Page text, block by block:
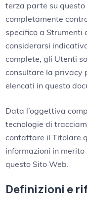
terza parte su questo
completamente
specifico a Strumenti
considerarsi
complete, gli Utenti
consultare la privacy
elencati in questo
Data l’oggettiva
tecnologie di
contattare il Titolare
informazioni in
questo Sito Web.
Definizioni e